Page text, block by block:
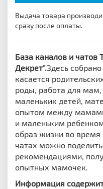
Выдача товара
сразу после оплаты.
База каналов и
Декрет".Здесь
касается р
роды, работа для
маленьких детей,
опытом между
и маленьким
образ жизни во время
чатах можно
рекомендациями,
опытных мамочек.
Информация